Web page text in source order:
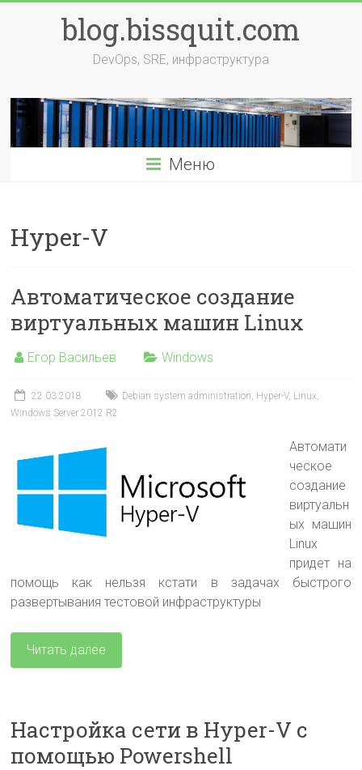
содержимомуblog.bissquit.com
DevOps, SRE, инфраструктура
Меню
Hyper-V
Автоматическое создание
виртуальных машин Linux
Егор Васильев Windows
22.03.2018 Debian system administration, Hyper-V, Linux,
Windows Server 2012 R2
Автомати
ческое
создание
виртуальн
ых машин
Linux
придет на
помощь как нельзя кстати в задачах быстрого
развертывания тестовой инфраструктуры
Читать далее
Настройка сети в Hyper-V с
помощью Powershell